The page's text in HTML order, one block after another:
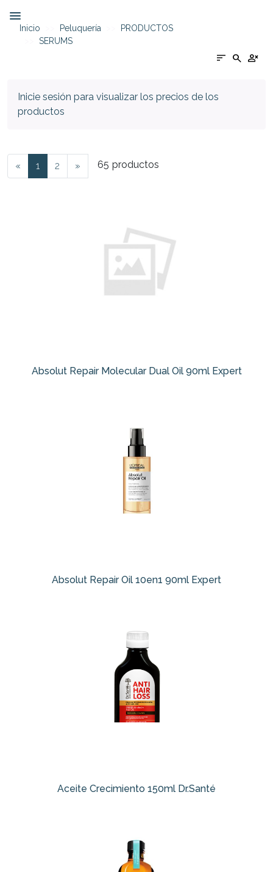
Inicio Peluquería
PRODUCTOS
SERUMS
sort search person_cancel
Inicie sesión para visualizar los precios de los
productos
« 1 2 » 65 productos
Absolut Repair Molecular Dual Oil 90ml Expert
Absolut Repair Oil 10en1 90ml Expert
Aceite Crecimiento 150ml Dr.Santé